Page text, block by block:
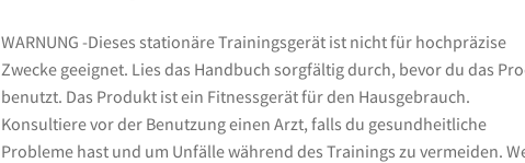
WARNUNG -Dieses stationäre Trainingsgerät ist nicht für hochpräzise
Zwecke geeignet. Lies das Handbuch sorgfältig durch, bevor du das
benutzt. Das Produkt ist ein Fitnessgerät für den Hausgebrauch.
Konsultiere vor der Benutzung einen Arzt, falls du gesundheitliche
Probleme hast und um Unfälle während des Trainings zu vermeiden.